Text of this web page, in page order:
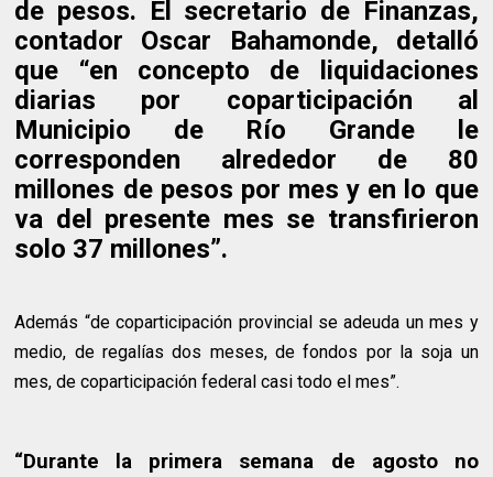
de pesos. El secretario de Finanzas,
contador Oscar Bahamonde, detalló
que “en concepto de liquidaciones
diarias por coparticipación al
Municipio de Río Grande le
corresponden alrededor de 80
millones de pesos por mes y en lo que
va del presente mes se transfirieron
solo 37 millones”.
Además “de coparticipación provincial se adeuda un mes y
medio, de regalías dos meses, de fondos por la soja un
mes, de coparticipación federal casi todo el mes”.
“Durante la primera semana de agosto no